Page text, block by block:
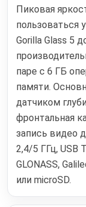
Пиковая
пользоваться
Gorilla Glass 5
паре с 6 ГБ
памяти.
датчиком
фронтальная
запись видео
2,4/5 ГГц, USB
GLONASS,
или microSD.